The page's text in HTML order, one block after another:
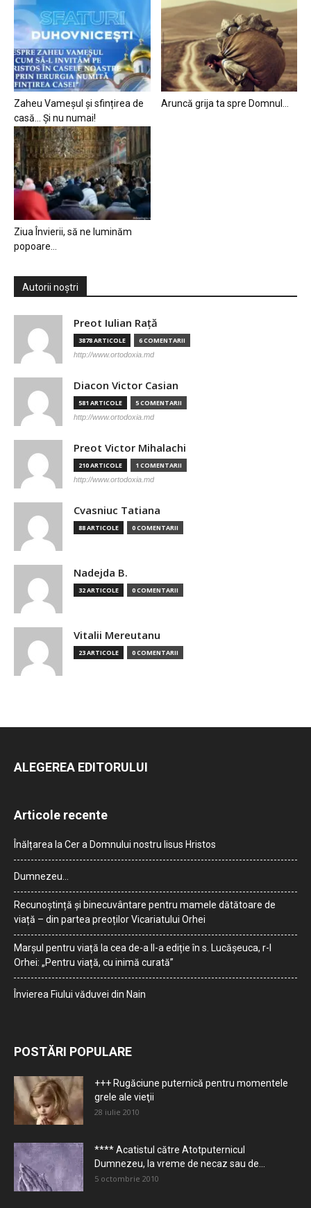
Zaheu Vameșul și sfințirea de
casă… Și nu numai!
Aruncă grija ta spre Domnul…
Ziua Învierii, să ne luminăm
popoare…
Autorii noștri
Preot Iulian Raţă
3878 ARTICOLE 6 COMENTARII
http://www.ortodoxia.md
Diacon Victor Casian
581 ARTICOLE 5 COMENTARII
http://www.ortodoxia.md
Preot Victor Mihalachi
210 ARTICOLE 1 COMENTARII
http://www.ortodoxia.md
Cvasniuc Tatiana
88 ARTICOLE 0 COMENTARII
Nadejda B.
32 ARTICOLE 0 COMENTARII
Vitalii Mereutanu
23 ARTICOLE 0 COMENTARII
ALEGEREA EDITORULUI
Articole recente
Înălțarea la Cer a Domnului nostru Iisus Hristos
Dumnezeu…
Recunoștință și binecuvântare pentru mamele dătătoare de
viață – din partea preoților Vicariatului Orhei
Marșul pentru viață la cea de-a II-a ediție în s. Lucășeuca, r-l
Orhei: „Pentru viață, cu inimă curată”
Învierea Fiului văduvei din Nain
POSTĂRI POPULARE
+++ Rugăciune puternică pentru momentele
grele ale vieţii
28 iulie 2010
**** Acatistul către Atotputernicul
Dumnezeu, la vreme de necaz sau de...
5 octombrie 2010